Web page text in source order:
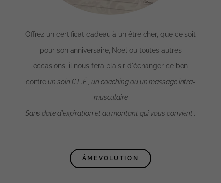
Offrez un certificat cadeau à un être cher, que ce soit
pour son anniversaire, Noël ou toutes autres
occasions, il nous fera plaisir d'échanger ce bon
contreun soin C.L.É , un coaching ou un massage intra-
musculaire
Sans date d'expiration et au montant qui vous convient .
ÂMEVOLUTION